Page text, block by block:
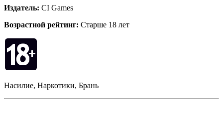
Издатель: CI Games
Возрастной рейтинг: Старше 18 лет
Насилие, Наркотики, Брань